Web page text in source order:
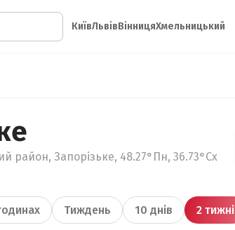
КиївЛьвівВінницяХмельницький
район, Запорізьке, 48.27°Пн, 36.73°Сх
Тиждень 10 днів 2 тижні